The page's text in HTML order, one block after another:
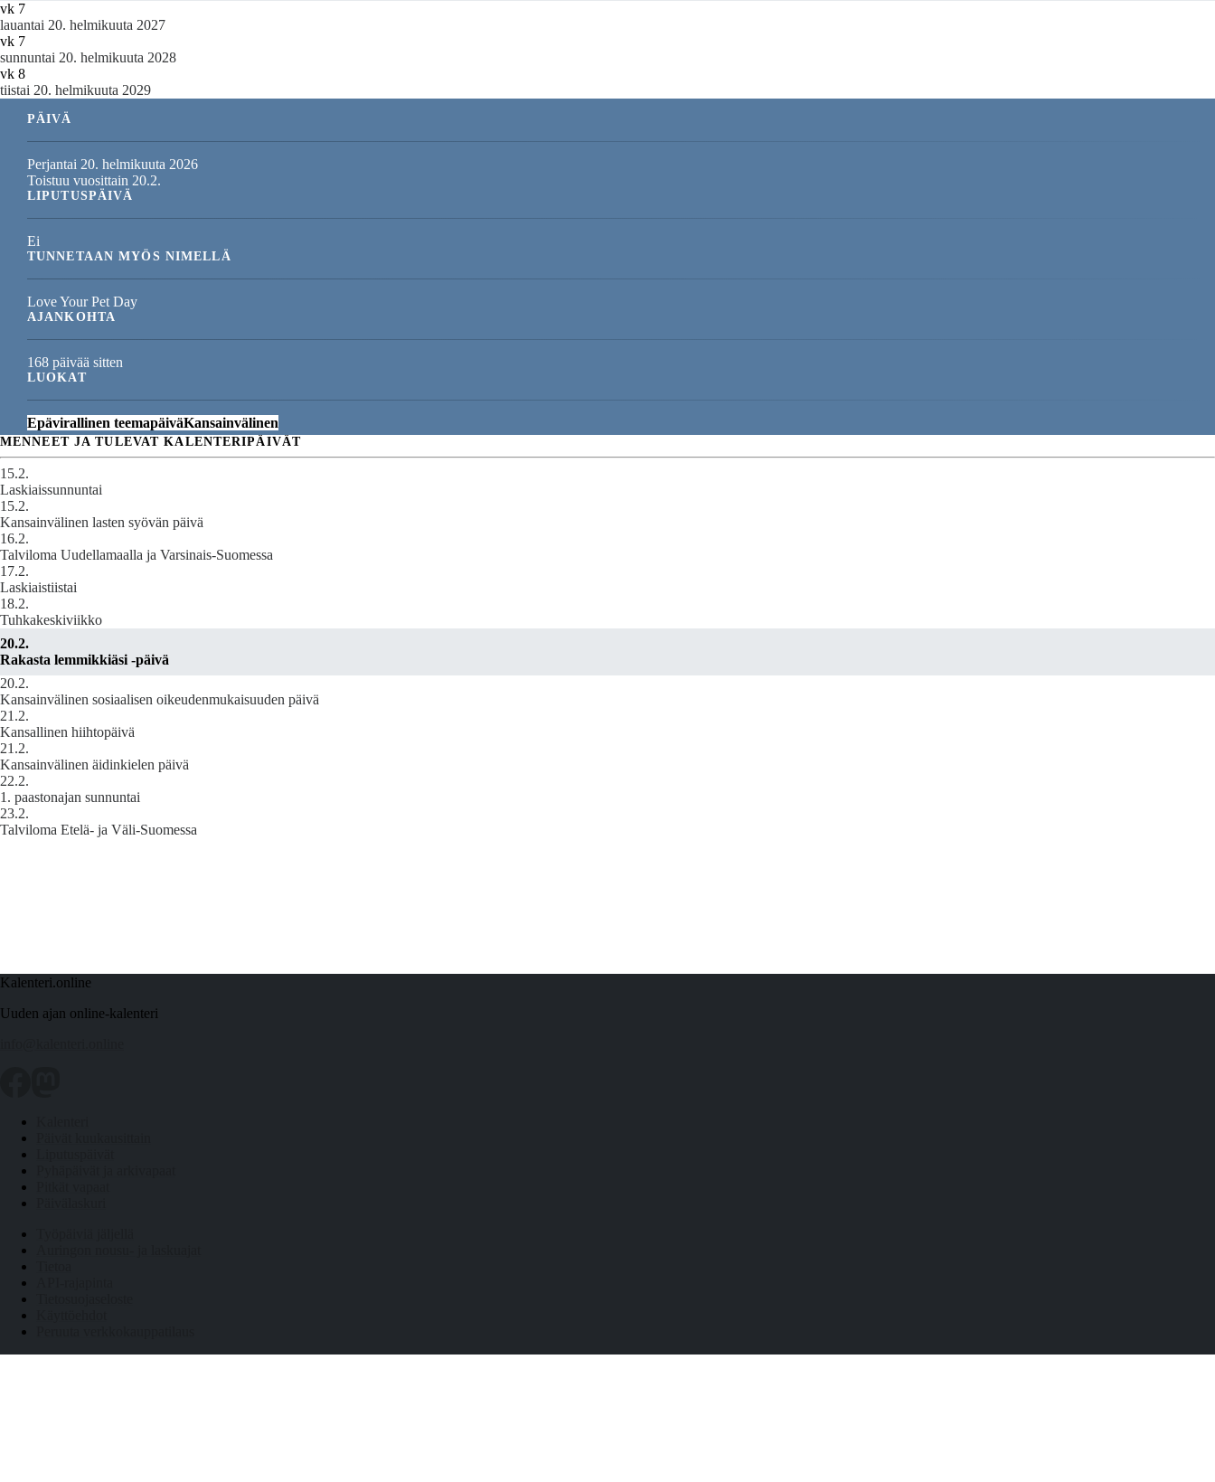
vk 7
lauantai 20. helmikuuta 2027
vk 7
sunnuntai 20. helmikuuta 2028
vk 8
tiistai 20. helmikuuta 2029
PÄIVÄ
Perjantai 20. helmikuuta 2026
Toistuu vuosittain 20.2.
LIPUTUSPÄIVÄ
Ei
TUNNETAAN MYÖS NIMELLÄ
Love Your Pet Day
AJANKOHTA
168 päivää sitten
LUOKAT
Epävirallinen teemapäiväKansainvälinen
MENNEET JA TULEVAT KALENTERIPÄIVÄT
15.2.
Laskiaissunnuntai
15.2.
Kansainvälinen lasten syövän päivä
16.2.
Talviloma Uudellamaalla ja Varsinais-Suomessa
17.2.
Laskiaistiistai
18.2.
Tuhkakeskiviikko
20.2.
Rakasta lemmikkiäsi -päivä
20.2.
Kansainvälinen sosiaalisen oikeudenmukaisuuden päivä
21.2.
Kansallinen hiihtopäivä
21.2.
Kansainvälinen äidinkielen päivä
22.2.
1. paastonajan sunnuntai
23.2.
Talviloma Etelä- ja Väli-Suomessa
Kalenteri.online
Uuden ajan online-kalenteri